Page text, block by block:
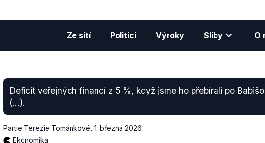
Ze sítí Politici Výroky Sliby O
Deficit veřejných financí z 5 %, když jsme ho přebírali po
(...).
Partie Terezie Tománkové 1. března 2026
Ekonomika